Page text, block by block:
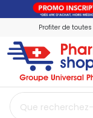
Profiter de